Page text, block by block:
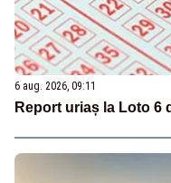
6 aug. 2026, 09:11
Report uriaș la Loto 6